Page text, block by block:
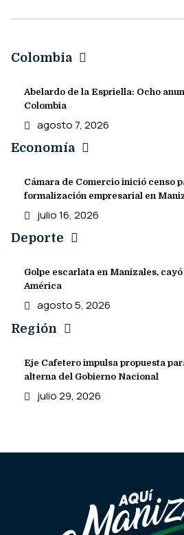
Colombia
Abelardo de la Espriella: Ocho
Colombia
agosto 7, 2026
Economía
Cámara de Comercio inició censo
formalización empresarial en
julio 16, 2026
Deporte
Golpe escarlata en Manizales,
América
agosto 5, 2026
Región
Eje Cafetero impulsa propuesta
alterna del Gobierno Nacional
julio 29, 2026